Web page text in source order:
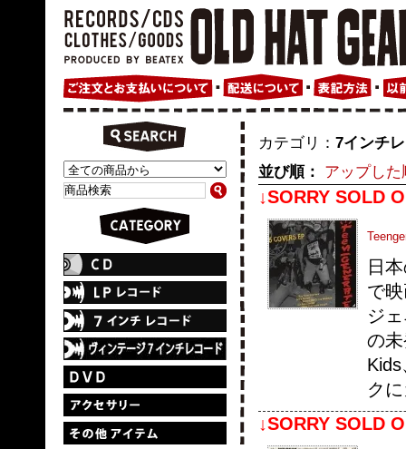
カテゴリ： 7インチ
並び順： アップした
↓SORRY SOLD
日
で
ジ
の
ク
↓SORRY SOLD